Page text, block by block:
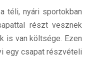
téli, nyári sportokban
részt vesznek
is van költsége. Ezen
egy csapat részvételi